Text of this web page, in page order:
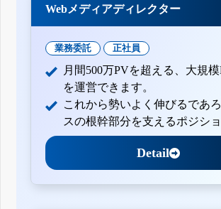
Webメディアディレクター
業務委託 正社員
月間500万PVを超える、大規
を運営できます。
これから勢いよく伸びるであ
スの根幹部分を支えるポジショ
Detail